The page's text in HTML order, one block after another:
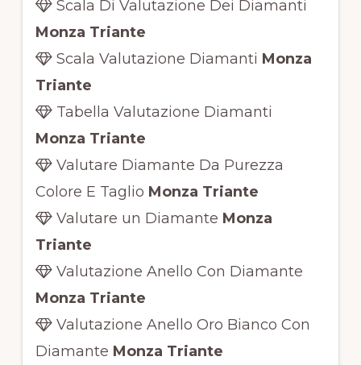
Scala Di Valutazione Dei Diamanti
Monza Triante
Scala Valutazione Diamanti Monza
Triante
Tabella Valutazione Diamanti
Monza Triante
Valutare Diamante Da Purezza
Colore E Taglio Monza Triante
Valutare un Diamante Monza
Triante
Valutazione Anello Con Diamante
Monza Triante
Valutazione Anello Oro Bianco Con
Diamante Monza Triante